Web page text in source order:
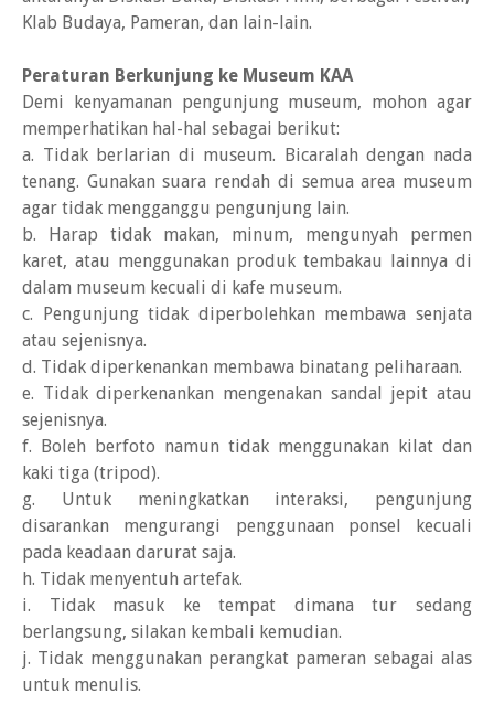
Klab Budaya, Pameran, dan lain-lain.
Peraturan Berkunjung ke Museum KAA
Demi kenyamanan pengunjung museum, mohon agar
memperhatikan hal-hal sebagai berikut:
a. Tidak berlarian di museum. Bicaralah dengan nada
tenang. Gunakan suara rendah di semua area museum
agar tidak mengganggu pengunjung lain.
b. Harap tidak makan, minum, mengunyah permen
karet, atau menggunakan produk tembakau lainnya di
dalam museum kecuali di kafe museum.
c. Pengunjung tidak diperbolehkan membawa senjata
atau sejenisnya.
d. Tidak diperkenankan membawa binatang peliharaan.
e. Tidak diperkenankan mengenakan sandal jepit atau
sejenisnya.
f. Boleh berfoto namun tidak menggunakan kilat dan
kaki tiga (tripod).
g. Untuk meningkatkan interaksi, pengunjung
disarankan mengurangi penggunaan ponsel kecuali
pada keadaan darurat saja.
h. Tidak menyentuh artefak.
i. Tidak masuk ke tempat dimana tur sedang
berlangsung, silakan kembali kemudian.
j. Tidak menggunakan perangkat pameran sebagai alas
untuk menulis.